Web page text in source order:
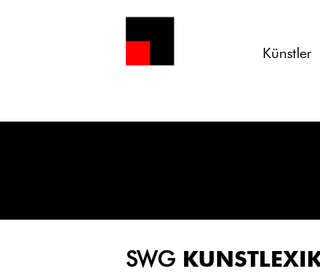
Künstler
SWG